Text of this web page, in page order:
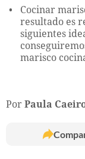
Cocinar
resultado es
siguientes
marisco
Por Paula